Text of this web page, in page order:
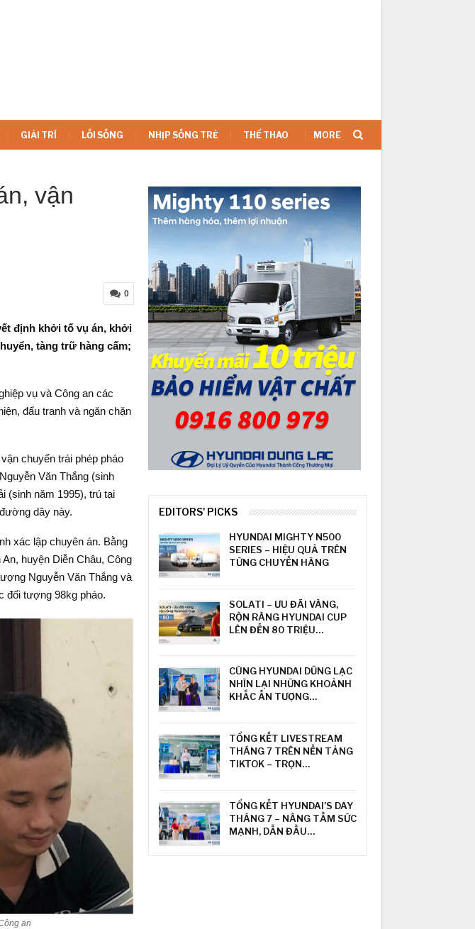
GIẢI TRÍ LỐI SỐNG NHỊP SỐNG TRẺ THỂ THAO MORE
vận
0
định khởi tố vụ án, khởi
tàng trữ hàng cấm;
vụ và Công an các
đấu tranh và ngăn chặn
chuyển trái phép pháo
Văn Thắng (sinh
(sinh năm 1995), trú tại
dây này.
xác lập chuyên án. Bằng
huyện Diễn Châu, Công
Nguyễn Văn Thắng và
đối tượng 98kg pháo.
an
EDITORS' PICKS
HYUNDAI MIGHTY N500
SERIES – HIỆU QUẢ TRÊN
TỪNG CHUYẾN HÀNG
SOLATI – ƯU ĐÃI VÀNG,
RỘN RÀNG HYUNDAI CUP
LÊN ĐẾN 80 TRIỆU…
CÙNG HYUNDAI DŨNG LẠC
NHÌN LẠI NHỮNG KHOẢNH
KHẮC ẤN TƯỢNG…
TỔNG KẾT LIVESTREAM
THÁNG 7 TRÊN NỀN TẢNG
TIKTOK – TRỌN…
TỔNG KẾT HYUNDAI’S DAY
THÁNG 7 – NÂNG TẦM SỨC
MẠNH, DẪN ĐẦU…